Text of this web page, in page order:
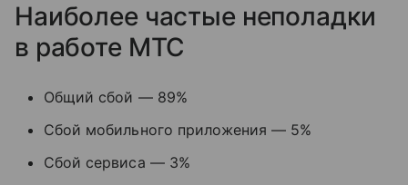
Наиболее частые неполадки
в работе МТС
Общий сбой — 89%
Сбой мобильного приложения — 5%
Сбой сервиса — 3%